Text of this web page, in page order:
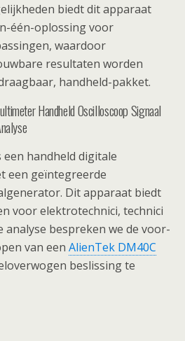
biedt dit apparaat
één-oplossing voor
waardoor
resultaten worden
handheld-pakket.
Handheld Oscilloscoop Signaal
een handheld digitale
een geïntegreerde
Dit apparaat biedt
voor elektrotechnici, technici
analyse bespreken we de voor-
van een AlienTek DM40C
beslissing te